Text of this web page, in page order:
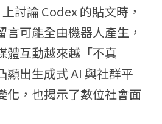
討論 Codex 的貼文時，
可能全由機器人產生，
體互動越來越「不真
顯出生成式 AI 與社群平
化，也揭示了數位社會面